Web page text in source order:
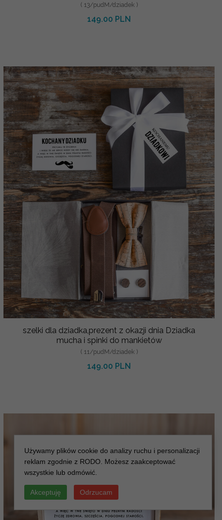
( 13/pudM/dziadek )
149.00 PLN
szelki dla dziadka,prezent z okazji dnia Dziadka
mucha i spinki do mankietów
( 11/pudM/dziadek )
149.00 PLN
Używamy plików cookie do analizy ruchu i personalizacji
reklam zgodnie z RODO. Możesz zaakceptować
wszystkie lub odmówić.
Akceptuję Odrzucam